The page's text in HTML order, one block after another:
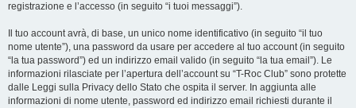
registrazione e l’accesso (in seguito “i tuoi messaggi”).
Il tuo account avrà, di base, un unico nome identificativo (in seguito “il tuo
nome utente”), una password da usare per accedere al tuo account (in seguito
“la tua password”) ed un indirizzo email valido (in seguito “la tua email”). Le
informazioni rilasciate per l’apertura dell’account su “T-Roc Club” sono protette
dalle Leggi sulla Privacy dello Stato che ospita il server. In aggiunta alle
informazioni di nome utente, password ed indirizzo email richiesti durante il